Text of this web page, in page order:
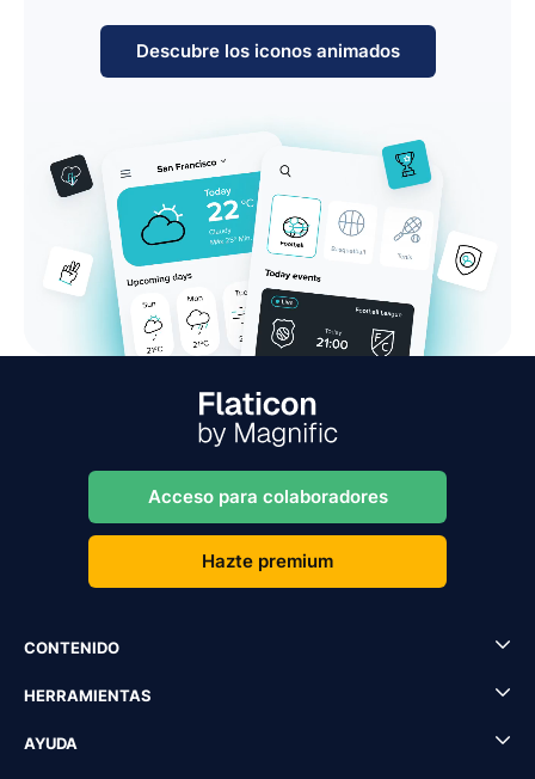
Descubre los iconos animados
Acceso para colaboradores
Hazte premium
CONTENIDO
HERRAMIENTAS
AYUDA